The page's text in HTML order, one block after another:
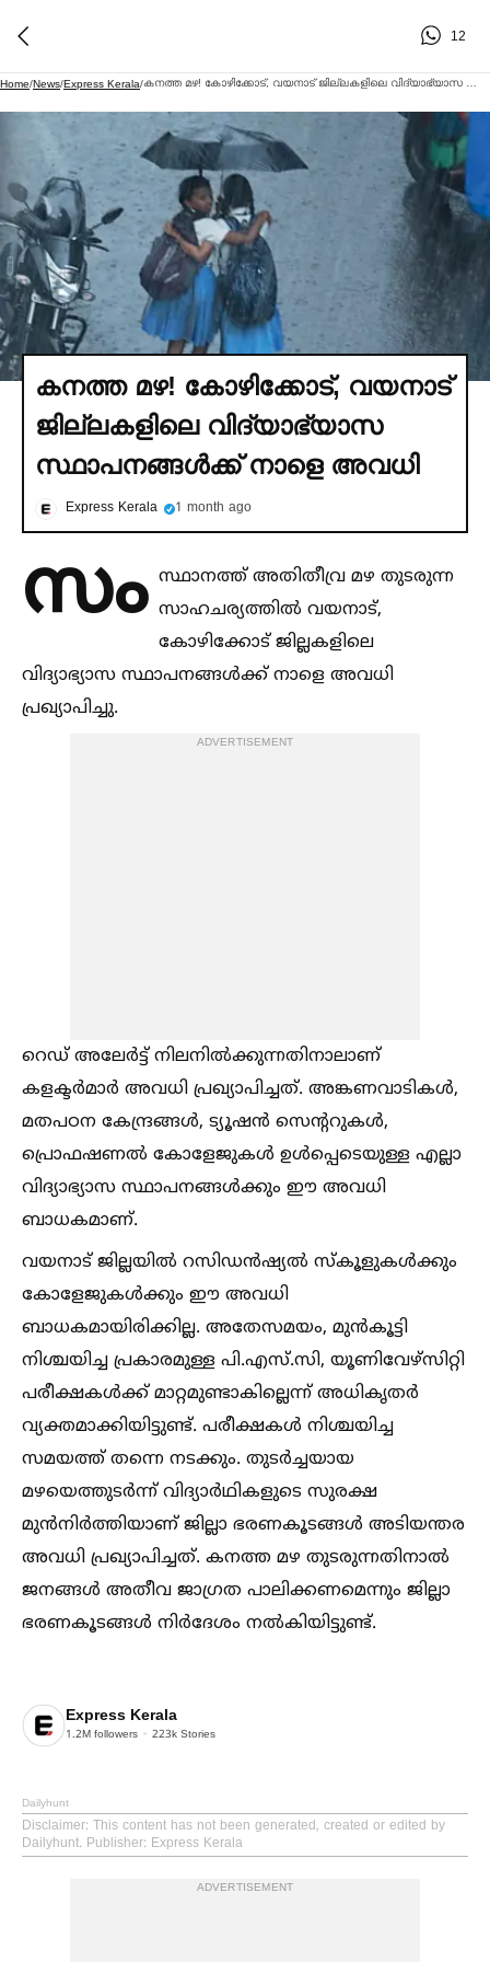
12
Home/News/Express Kerala/
കനത്ത മഴ! കോഴിക്കോട്, വയനാട്
ജില്ലകളിലെ വിദ്യാഭ്യാസ
സ്ഥാപനങ്ങള്‍ക്ക് നാളെ അവധി
Express Kerala 1 month ago
സം സ്ഥാനത്ത് അതിതീവ്ര മഴ തുടരുന്ന
സാഹചര്യത്തില്‍ വയനാട്,
കോഴിക്കോട് ജില്ലകളിലെ
വിദ്യാഭ്യാസ സ്ഥാപനങ്ങള്‍ക്ക് നാളെ അവധി
പ്രഖ്യാപിച്ചു.
ADVERTISEMENT
റെഡ് അലേർട്ട് നിലനില്‍ക്കുന്നതിനാലാണ്
കളക്ടർമാർ അവധി പ്രഖ്യാപിച്ചത്. അങ്കണവാടികള്‍,
മതപഠന കേന്ദ്രങ്ങള്‍, ട്യൂഷൻ സെന്ററുകള്‍,
പ്രൊഫഷണല്‍ കോളേജുകള്‍ ഉള്‍പ്പെടെയുള്ള എല്ലാ
വിദ്യാഭ്യാസ സ്ഥാപനങ്ങള്‍ക്കും ഈ അവധി
ബാധകമാണ്.
വയനാട് ജില്ലയില്‍ റസിഡൻഷ്യല്‍ സ്കൂളുകള്‍ക്കും
കോളേജുകള്‍ക്കും ഈ അവധി
ബാധകമായിരിക്കില്ല. അതേസമയം, മുൻകൂട്ടി
നിശ്ചയിച്ച പ്രകാരമുള്ള പി.എസ്.സി, യൂണിവേഴ്സിറ്റി
പരീക്ഷകള്‍ക്ക് മാറ്റമുണ്ടാകില്ലെന്ന് അധികൃതർ
വ്യക്തമാക്കിയിട്ടുണ്ട്. പരീക്ഷകള്‍ നിശ്ചയിച്ച
സമയത്ത് തന്നെ നടക്കും. തുടർച്ചയായ
മഴയെത്തുടർന്ന് വിദ്യാർഥികളുടെ സുരക്ഷ
മുൻനിർത്തിയാണ് ജില്ലാ ഭരണകൂടങ്ങള്‍ അടിയന്തര
അവധി പ്രഖ്യാപിച്ചത്. കനത്ത മഴ തുടരുന്നതിനാല്‍
ജനങ്ങള്‍ അതീവ ജാഗ്രത പാലിക്കണമെന്നും ജില്ലാ
ഭരണകൂടങ്ങള്‍ നിർദേശം നല്‍കിയിട്ടുണ്ട്.
Express Kerala
1.2M followers 223k Stories
Dailyhunt
Disclaimer: This content has not been generated, created or edited by
Dailyhunt. Publisher: Express Kerala
ADVERTISEMENT